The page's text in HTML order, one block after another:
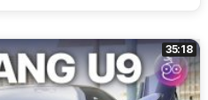
35:18